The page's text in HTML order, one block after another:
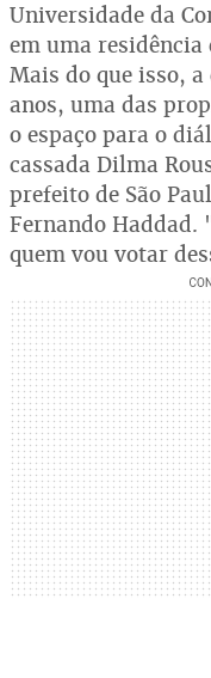
Universidade da
em uma
Mais do que isso,
anos, uma das
o espaço para o
cassada Dilma
prefeito de São
Fernando Haddad.
quem vou votar